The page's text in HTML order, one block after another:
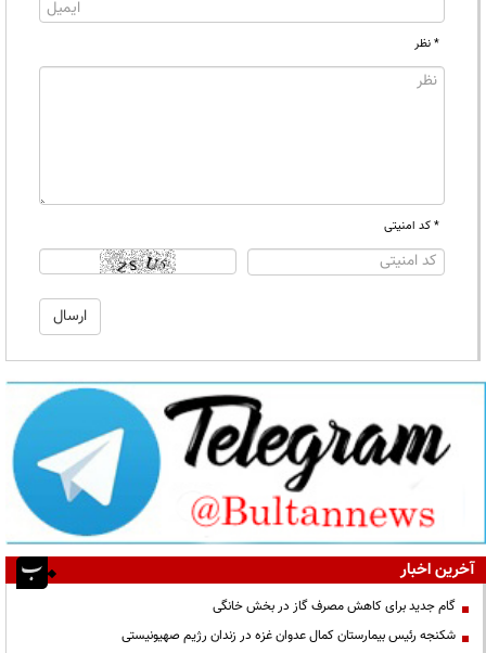
* نظر
* کد امنیتی
آخرین اخبار
گام جدید برای کاهش مصرف گاز در بخش خانگی
شکنجه رئیس بیمارستان کمال عدوان غزه در زندان رژیم صهیونیستی